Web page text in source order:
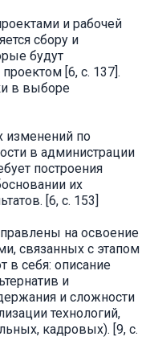
и рабочей
сбору и
будут
[6, c. 137].
в выборе
изменений по
в администрации
построения
их
[6, c. 153]
на освоение
связанных с этапом
в себя: описание
и
и сложности
технологий,
кадровых). [9, c.